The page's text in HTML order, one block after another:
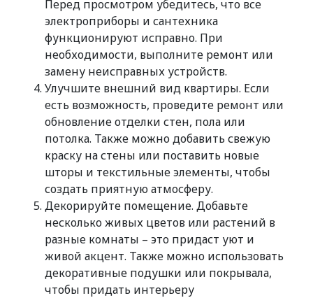
Перед просмотром убедитесь, что все
электроприборы и сантехника
функционируют исправно. При
необходимости, выполните ремонт или
замену неисправных устройств.
Улучшите внешний вид квартиры. Если
есть возможность, проведите ремонт или
обновление отделки стен, пола или
потолка. Также можно добавить свежую
краску на стены или поставить новые
шторы и текстильные элементы, чтобы
создать приятную атмосферу.
Декорируйте помещение. Добавьте
несколько живых цветов или растений в
разные комнаты – это придаст уют и
живой акцент. Также можно использовать
декоративные подушки или покрывала,
чтобы придать интерьеру